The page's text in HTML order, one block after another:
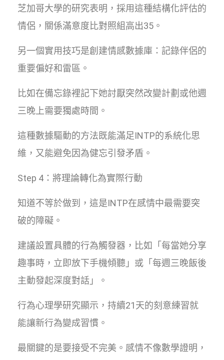
芝加哥大學的研究表明，採用這種結構化評估的
情侶，關係滿意度比對照組高出35。
另一個實用技巧是創建情感數據庫：記錄伴侶的
重要偏好和雷區。
比如在備忘錄裡記下她討厭突然改變計劃或他週
三晚上需要獨處時間。
這種數據驅動的方法既能滿足INTP的系統化思
維，又能避免因為健忘引發矛盾。
Step 4：將理論轉化為實際行動
知道不等於做到，這是INTP在感情中最需要突
破的障礙。
建議設置具體的行為觸發器，比如「每當她分享
趣事時，立即放下手機傾聽」或「每週三晚飯後
主動發起深度對話」。
行為心理學研究顯示，持續21天的刻意練習就
能讓新行為變成習慣。
最關鍵的是要接受不完美。感情不像數學證明，